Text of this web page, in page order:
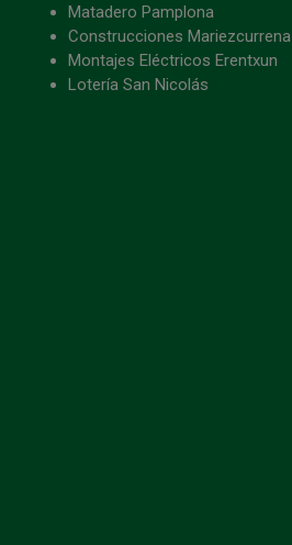
Matadero Pamplona
Construcciones Mariezcurrena
Montajes Eléctricos Erentxun
Lotería San Nicolás